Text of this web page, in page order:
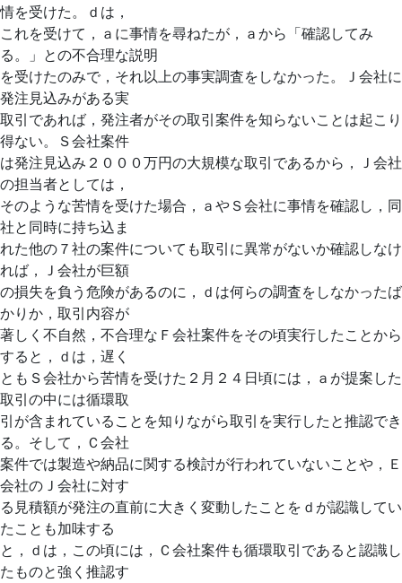
情を受けた。ｄは，
これを受けて，ａに事情を尋ねたが，ａから「確認してみ
る。」との不合理な説明
を受けたのみで，それ以上の事実調査をしなかった。Ｊ会社に
発注見込みがある実
取引であれば，発注者がその取引案件を知らないことは起こり
得ない。Ｓ会社案件
は発注見込み２０００万円の大規模な取引であるから，Ｊ会社
の担当者としては，
そのような苦情を受けた場合，ａやＳ会社に事情を確認し，同
社と同時に持ち込ま
れた他の７社の案件についても取引に異常がないか確認しなけ
れば，Ｊ会社が巨額
の損失を負う危険があるのに，ｄは何らの調査をしなかったば
かりか，取引内容が
著しく不自然，不合理なＦ会社案件をその頃実行したことから
すると，ｄは，遅く
ともＳ会社から苦情を受けた２月２４日頃には，ａが提案した
取引の中には循環取
引が含まれていることを知りながら取引を実行したと推認でき
る。そして，Ｃ会社
案件では製造や納品に関する検討が行われていないことや，Ｅ
会社のＪ会社に対す
る見積額が発注の直前に大きく変動したことをｄが認識してい
たことも加味する
と，ｄは，この頃には，Ｃ会社案件も循環取引であると認識し
たものと強く推認す